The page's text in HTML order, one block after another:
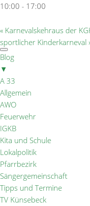
10:00 - 17:00
« Karnevalskehraus der
sportlicher Kinderkarneval
Blog
▼
A 33
Allgemein
AWO
Feuerwehr
IGKB
Kita und Schule
Lokalpolitik
Pfarrbezirk
Sängergemeinschaft
Tipps und Termine
TV Künsebeck